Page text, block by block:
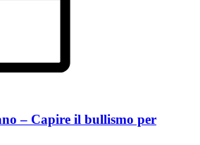
– Capire il bullismo per